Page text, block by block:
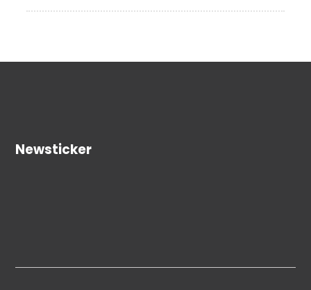
Newsticker